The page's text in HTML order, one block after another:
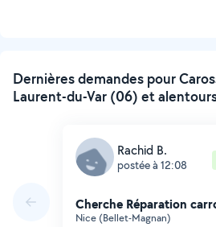
Dernières demandes pour
Laurent-du-Var (06) et
Rachid B.
postée à 12:08
Cherche Réparation
Nice (Bellet-Magnan)